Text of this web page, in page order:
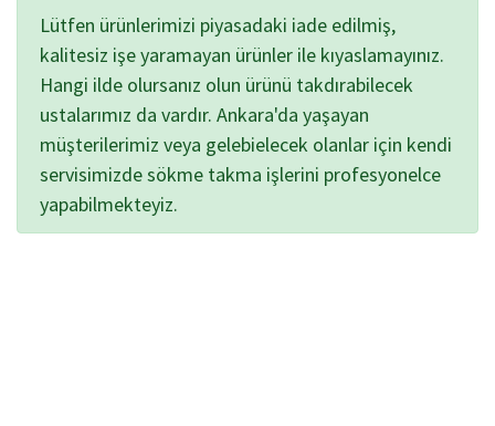
Lütfen ürünlerimizi piyasadaki iade edilmiş,
kalitesiz işe yaramayan ürünler ile kıyaslamayınız.
Hangi ilde olursanız olun ürünü takdırabilecek
ustalarımız da vardır. Ankara'da yaşayan
müşterilerimiz veya gelebielecek olanlar için kendi
servisimizde sökme takma işlerini profesyonelce
yapabilmekteyiz.